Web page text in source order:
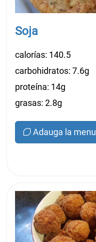
Soja
calorías: 140.5
carbohidratos: 7.6g
proteína: 14g
grasas: 2.8g
Adauga la menu